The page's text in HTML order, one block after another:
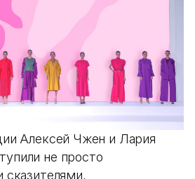
Алексей Чжен и Лария
не просто
сказителями,